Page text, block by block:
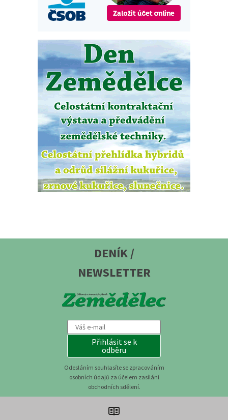
DENÍK /
NEWSLETTER
Přihlásit se k
odběru
Odesláním souhlasíte se zpracováním
osobních údajů za účelem zasílání
obchodních sdělení.